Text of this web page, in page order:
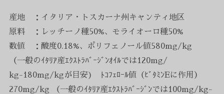
産地 ：イタリア・トスカーナ州キャンティ地区
原料 ：レッチーノ種50%、モライオーロ種50%
数値 ：酸度0.18%、ポリフェノール値580mg/kg
（一般のｲﾀﾘｱ産ｴｸｽﾄﾗﾊﾞｰｼﾞﾝｵｲﾙでは120mg/
kg-180mg/kgが目安) ﾄｺﾌｪﾛｰﾙ値（ﾋﾞﾀﾐﾝEに作用）
270mg/kg （一般のｲﾀﾘｱ産ｴｸｽﾄﾗﾊﾞｰｼﾞﾝでは100mg/kg-